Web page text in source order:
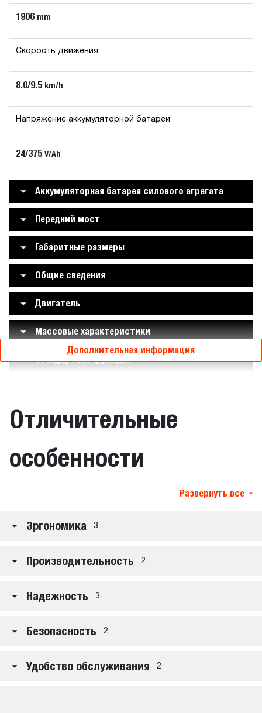
1906 mm
Скорость движения
8.0/9.5 km/h
Напряжение аккумуляторной батареи
24/375 V/Ah
Аккумуляторная батарея силового агрегата
Передний мост
Габаритные размеры
Общие сведения
Двигатель
Массовые характеристики
Стандартные функции
Дополнительная информация
Отличительные
особенности
Развернуть все
Эргономика 3
Производительность 2
Надежность 3
Безопасность 2
Удобство обслуживания 2